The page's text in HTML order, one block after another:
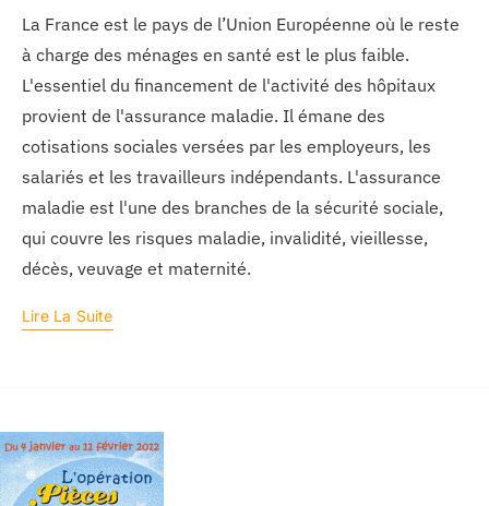
La France est le pays de l’Union Européenne où le reste
à charge des ménages en santé est le plus faible.
L'essentiel du financement de l'activité des hôpitaux
provient de l'assurance maladie. Il émane des
cotisations sociales versées par les employeurs, les
salariés et les travailleurs indépendants. L'assurance
maladie est l'une des branches de la sécurité sociale,
qui couvre les risques maladie, invalidité, vieillesse,
décès, veuvage et maternité.
Lire La Suite